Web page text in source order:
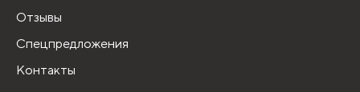
Отзывы
Спецпредложения
Контакты